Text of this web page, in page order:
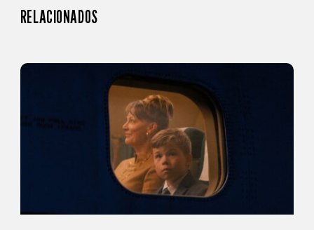
RELACIONADOS